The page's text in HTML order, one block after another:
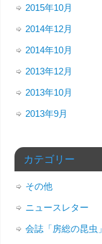
2015年10月
2014年12月
2014年10月
2013年12月
2013年10月
2013年9月
カテゴリー
その他
ニュースレター
会誌「房総の昆虫」